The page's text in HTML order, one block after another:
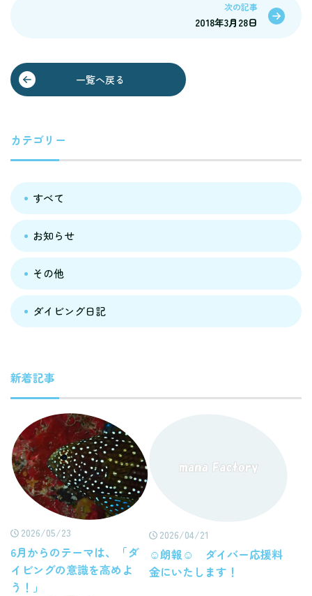
次の記事
2018年3月28日
一覧へ戻る
カテゴリー
すべて
お知らせ
その他
ダイビング日記
新着記事
2026/05/23
6月からのテーマは、「ダ
イビングの意識を高めよ
う！」
2026/04/21
☺朗報☺ ダイバー応援料
金にいたします！